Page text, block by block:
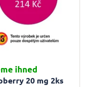
20 mg 2ks
ihned